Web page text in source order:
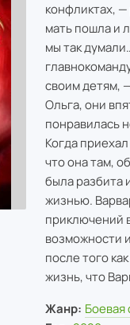
конфликтах,
мать пошла и
мы так
своим детям,
Ольга, они
понравилась
Когда
что она там,
была разбита
жизнью.
приключений
возможности
после того
жизнь, что
Жанр: Боевая